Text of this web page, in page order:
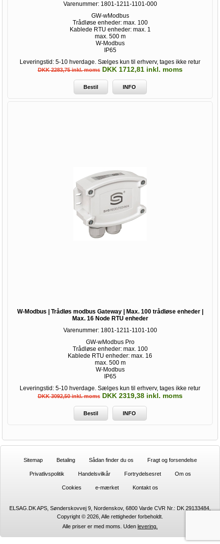
Varenummer: 1801-1211-1101-000
GW-wModbus
Trådløse enheder: max. 100
Kablede RTU enheder: max. 1
max. 500 m
W-Modbus
IP65
Leveringstid: 5-10 hverdage. Sælges kun til erhverv, tages ikke retur
DKK 2283,75 inkl. moms DKK 1712,81 inkl. moms
Bestil INFO
W-Modbus | Trådløs modbus Gateway | Max. 100 trådløse enheder |
Max. 16 Node RTU enheder
Varenummer: 1801-1211-1101-100
GW-wModbus Pro
Trådløse enheder: max. 100
Kablede RTU enheder: max. 16
max. 500 m
W-Modbus
IP65
Leveringstid: 5-10 hverdage. Sælges kun til erhverv, tages ikke retur
DKK 3092,50 inkl. moms DKK 2319,38 inkl. moms
Bestil INFO
Sitemap Betaling Sådan finder du os Fragt og forsendelse
Privatlivspolitik Handelsvilkår Fortrydelsesret Om os
Cookies e-mærket Kontakt os
ELSAG.DK APS, Sønderskovvej 9, Nordenskov, 6800 Varde CVR Nr.: DK 29133484,
Copyright © 2026, Alle rettigheder forbeholdt.
Alle priser er med moms. Uden levering.